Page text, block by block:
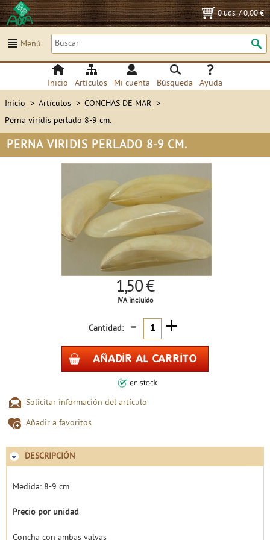
0 uds./0,00 €
Menú
Inicio Artículos Mi cuenta Búsqueda Ayuda
Inicio > Artículos > CONCHAS DE MAR >
Perna viridis perlado 8-9 cm.
PERNA VIRIDIS PERLADO 8-9 CM.
1,50 €
IVA incluido
Cantidad: - +
Solicitar información del artículo
Añadir a favoritos
DESCRIPCIÓN
Medida: 8-9 cm
Precio por unidad